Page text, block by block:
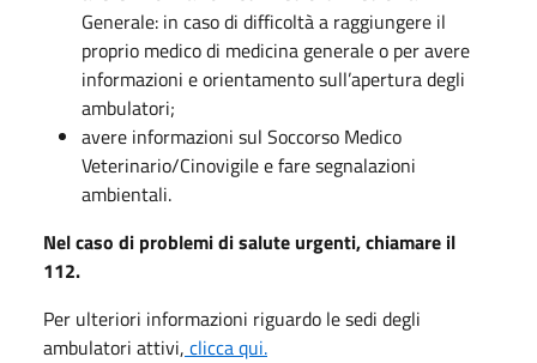
Generale: in caso di difficoltà a raggiungere il
proprio medico di medicina generale o per avere
informazioni e orientamento sull’apertura degli
ambulatori;
avere informazioni sul Soccorso Medico
Veterinario/Cinovigile e fare segnalazioni
ambientali.
Nel caso di problemi di salute urgenti, chiamare il
112.
Per ulteriori informazioni riguardo le sedi degli
ambulatori attivi, clicca qui.